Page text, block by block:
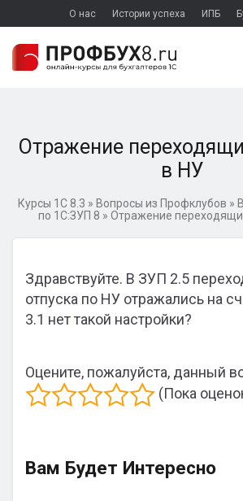
О нас Истории успеха ИПБ
Отражение
в НУ
Курсы 1С 8.3 » Вопросы из Профклубов »
по 1С:ЗУП 8 » Отражение
Здравствуйте. В ЗУП 2.5
отпуска по НУ отражались на
3.1 нет такой настройки?
Оцените, пожалуйста, данный
(Пока
Вам Будет Интересно